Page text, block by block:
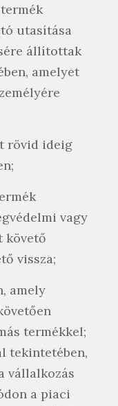
utasítása
állítottak
amelyet
rövid ideig
vagy
követő
vissza;
amely
termékkel;
tekintetében,
vállalkozás
a piaci